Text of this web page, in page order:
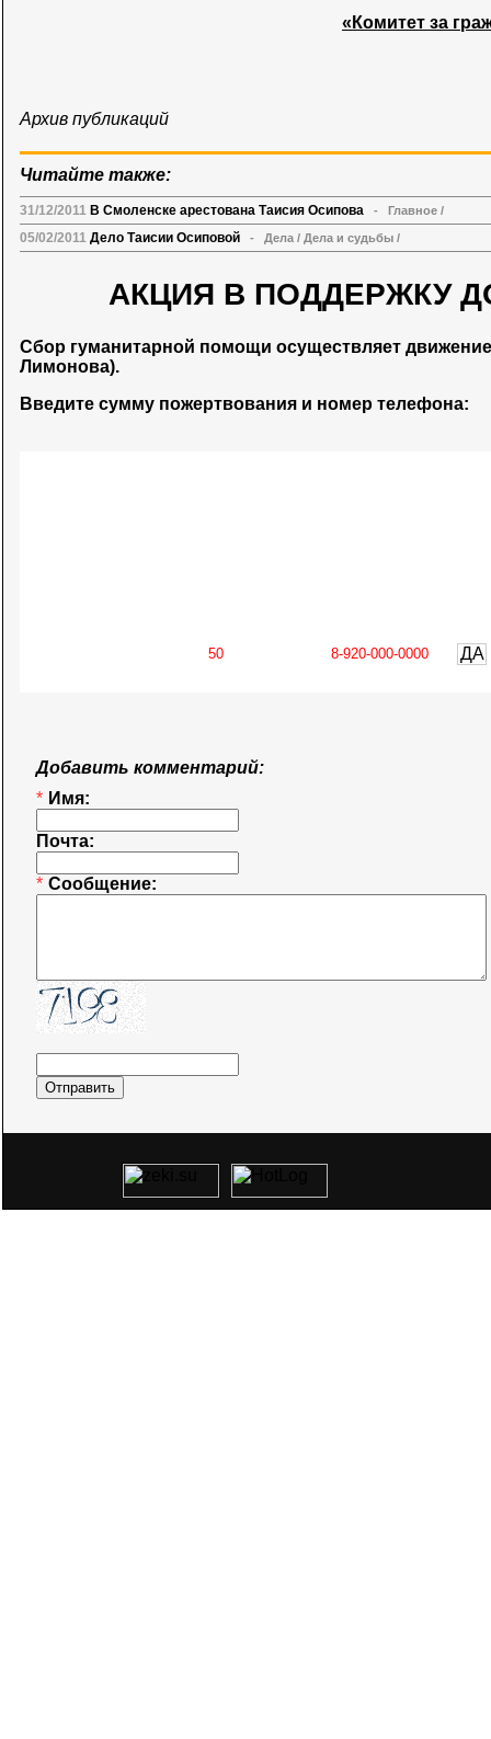
«Комитет за
Архив публикаций
Читайте также:
31/12/2011 В Смоленске арестована Таисия Осипова - Главное /
05/02/2011 Дело Таисии Осиповой - Дела / Дела и судьбы /
АКЦИЯ В ПОДДЕРЖКУ
Сбор гуманитарной помощи осуществляет
Лимонова).
Введите сумму пожертвования и номер телефона:
ДА
Добавить комментарий:
* Имя:
Почта:
* Сообщение: